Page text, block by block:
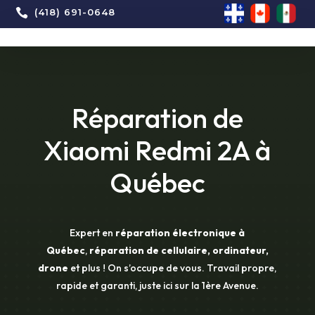
 (418) 691-0648
Réparation de
Xiaomi Redmi 2A à
Québec
Expert en réparation électronique à
Québec, réparation de cellulaire, ordinateur,
drone et plus ! On s’occupe de vous. Travail propre,
rapide et garanti, juste ici sur la 1ère Avenue.